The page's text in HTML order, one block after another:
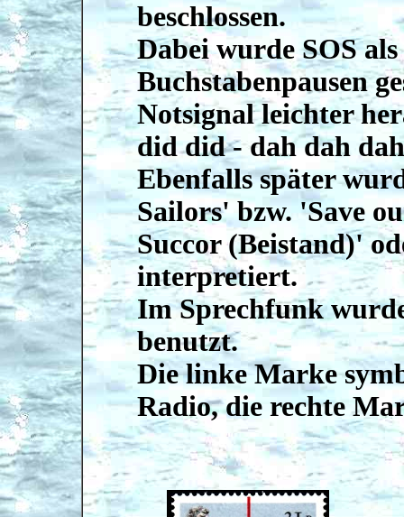
beschlossen.
Dabei wurde SOS
Buchstabenpausen
Notsignal leichter
did did - dah dah
Ebenfalls später
Sailors' bzw. 'Save
Succor (Beistand)'
interpretiert.
Im Sprechfunk
benutzt.
Die linke Marke
Radio, die rechte